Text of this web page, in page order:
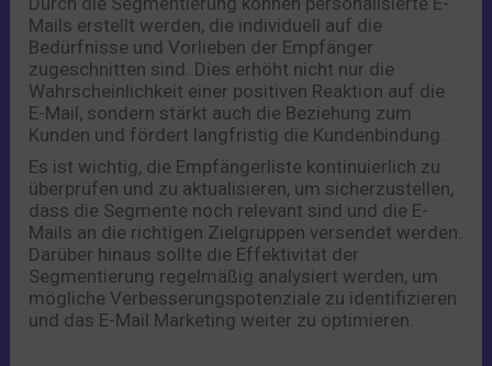
Mails erstellt werden, die individuell auf die
Bedürfnisse und Vorlieben der Empfänger
zugeschnitten sind. Dies erhöht nicht nur die
Wahrscheinlichkeit einer positiven Reaktion auf die
E-Mail, sondern stärkt auch die Beziehung zum
Kunden und fördert langfristig die Kundenbindung.
Es ist wichtig, die Empfängerliste kontinuierlich zu
überprüfen und zu aktualisieren, um sicherzustellen,
dass die Segmente noch relevant sind und die E-
Mails an die richtigen Zielgruppen versendet werden.
Darüber hinaus sollte die Effektivität der
Segmentierung regelmäßig analysiert werden, um
mögliche Verbesserungspotenziale zu identifizieren
und das E-Mail Marketing weiter zu optimieren.